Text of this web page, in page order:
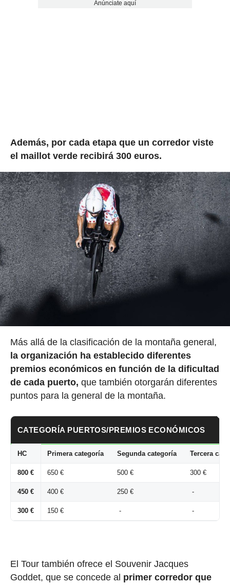
Anúnciate aquí
Además, por cada etapa que un corredor viste
el maillot verde recibirá 300 euros.
Más allá de la clasificación de la montaña general,
la organización ha establecido diferentes
premios económicos en función de la dificultad
de cada puerto, que también otorgarán diferentes
puntos para la general de la montaña.
CATEGORÍA PUERTOS/PREMIOS ECONÓMICOS
HC Primera categoría Segunda categoría Tercera
800 € 650 € 500 € 300 €
450 € 400 € 250 € -
300 € 150 € - -
El Tour también ofrece el Souvenir Jacques
Goddet, que se concede al primer corredor que